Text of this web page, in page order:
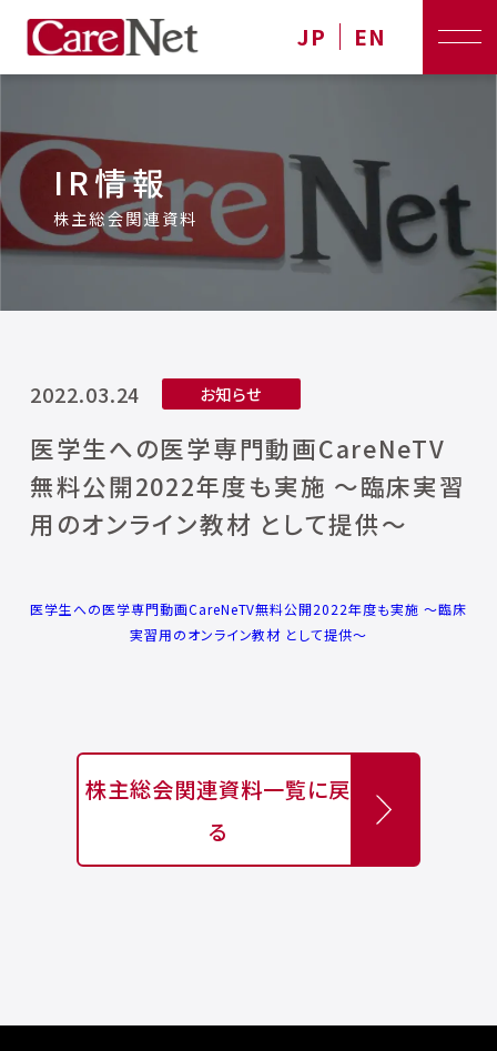
JP EN
IR情報
株主総会関連資料
2022.03.24 お知らせ
医学生への医学専門動画CareNeTV
無料公開2022年度も実施 ～臨床実習
用のオンライン教材 として提供～
医学生への医学専門動画CareNeTV無料公開2022年度も実施 ～臨床
実習用のオンライン教材 として提供～
株主総会関連資料一覧に戻
る